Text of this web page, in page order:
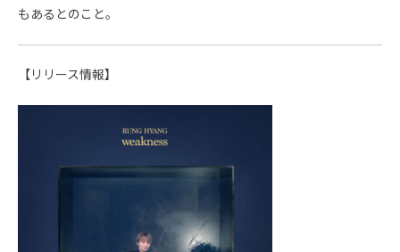
もあるとのこと。
【リリース情報】